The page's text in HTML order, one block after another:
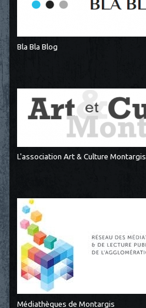
Bla Bla Blog
L'association Art & Culture Montargis
Médiathèques de Montargis